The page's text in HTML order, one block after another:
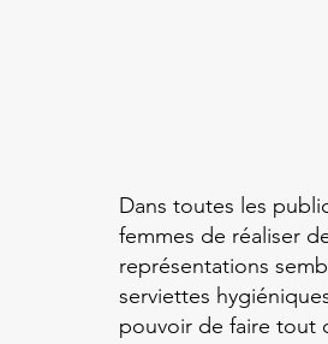
Dans toutes les
femmes de réaliser
représentations
serviettes
pouvoir de faire tout